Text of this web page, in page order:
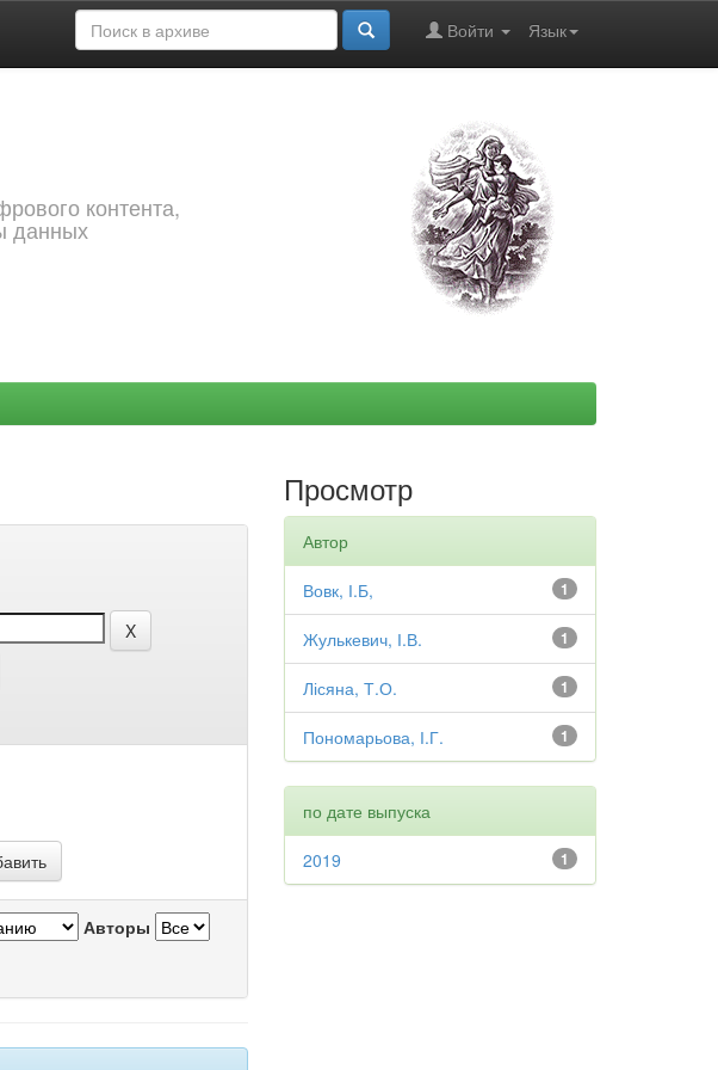
Язык
Войти
контента,
данных
Авторы
Просмотр
Автор
1
Вовк, І.Б,
1
Жулькевич, І.В.
1
Лісяна, Т.О.
1
Пономарьова, І.Г.
по дате выпуска
1
2019